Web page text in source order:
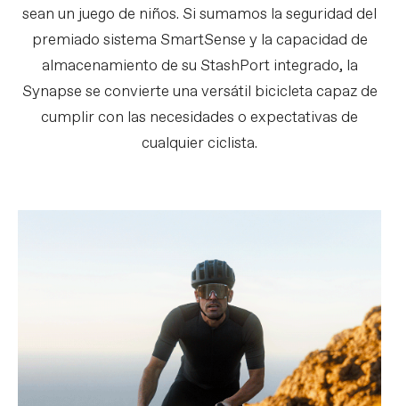
sean un juego de niños. Si sumamos la seguridad del
premiado sistema SmartSense y la capacidad de
almacenamiento de su StashPort integrado, la
Synapse se convierte una versátil bicicleta capaz de
cumplir con las necesidades o expectativas de
cualquier ciclista.